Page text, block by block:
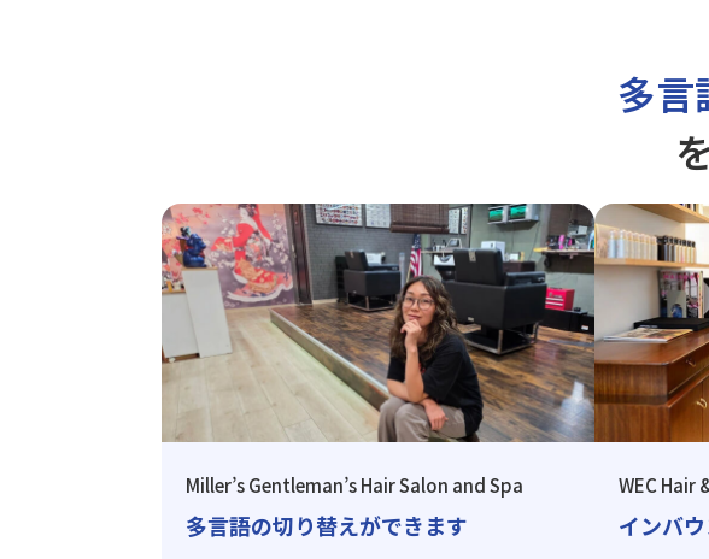
多言
Miller’s Gentleman’s Hair Salon and Spa
多言語の切り替えができます
WEC Hair
インバ